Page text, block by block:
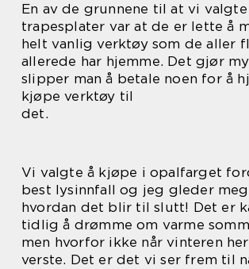
En av de grunnene til at vi valgte
trapesplater var at de er lette å
helt vanlig verktøy som de aller
allerede har hjemme. Det gjør
slipper man å betale noen for å
kjøpe verktøy til
det.
Vi valgte å kjøpe i opalfarget
best lysinnfall og jeg gleder
hvordan det blir til slutt! Det er
tidlig å drømme om varme
men hvorfor ikke når vinteren
verste. Det er det vi ser frem til